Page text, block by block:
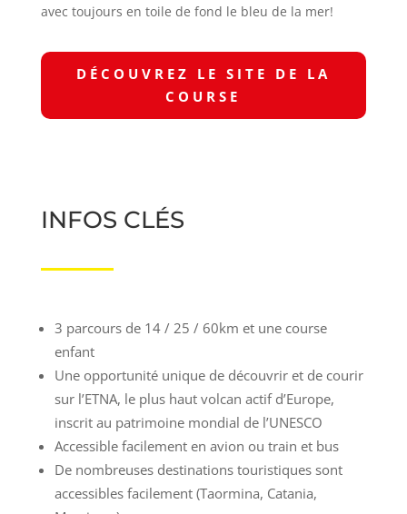
avec toujours en toile de fond le bleu de la mer!
DÉCOUVREZ LE SITE DE LA
COURSE
INFOS CLÉS
3 parcours de 14 / 25 / 60km et une course
enfant
Une opportunité unique de découvrir et de courir
sur l’ETNA, le plus haut volcan actif d’Europe,
inscrit au patrimoine mondial de l’UNESCO
Accessible facilement en avion ou train et bus
De nombreuses destinations touristiques sont
accessibles facilement (Taormina, Catania,